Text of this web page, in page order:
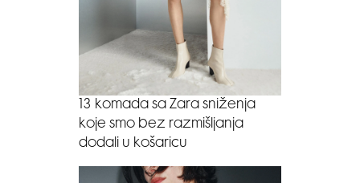
13 komada sa Zara sniženja
koje smo bez razmišljanja
dodali u košaricu